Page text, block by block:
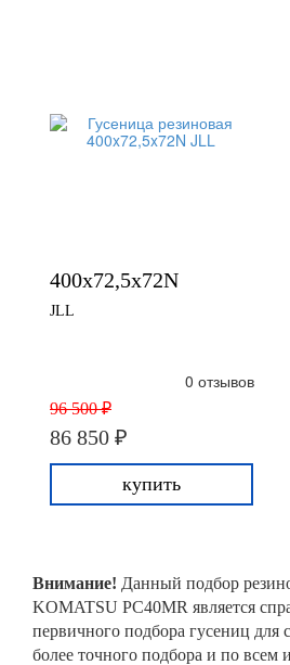
400x72,5x72N
JLL
0 отзывов
96 500 ₽
86 850 ₽
купить
Внимание! Данный подбор
KOMATSU PC40MR является
первичного подбора гусениц для
более точного подбора и по